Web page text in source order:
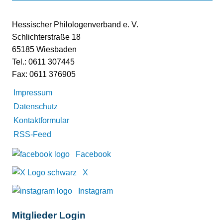
Hessischer Philologenverband e. V.
Schlichterstraße 18
65185 Wiesbaden
Tel.: 0611 307445
Fax: 0611 376905
Impressum
Datenschutz
Kontaktformular
RSS-Feed
Facebook
X
Instagram
Mitglieder Login